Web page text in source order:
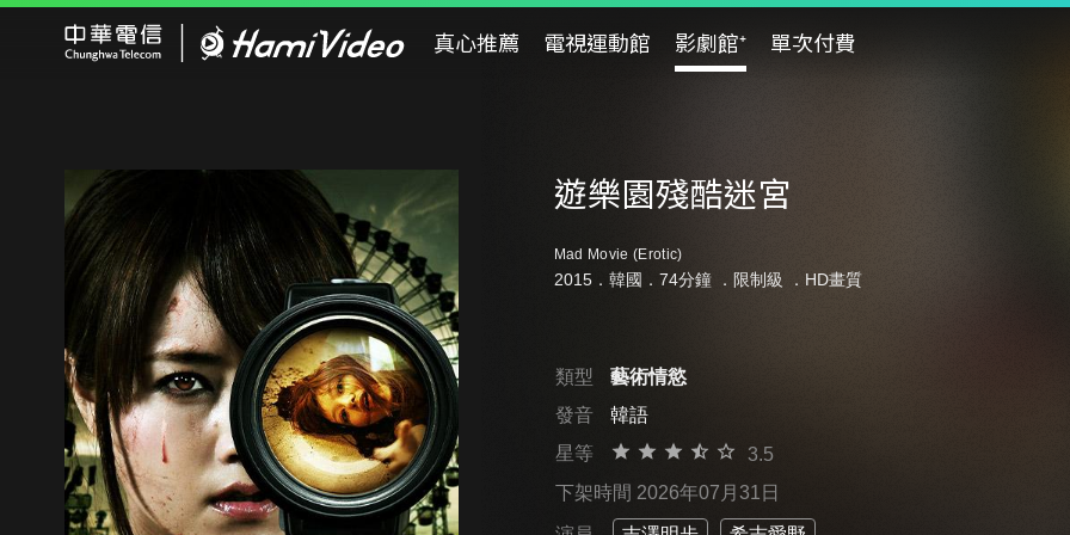
真心推薦 電視運動館 影劇館⁺ 單次付費
遊樂園殘酷迷宮
Mad Movie (Erotic)
2015．韓國．74分鐘 ． 限制級 ．HD畫質
類型
藝術情慾
發音
韓語
星等
3.5
下架時間 2026年07月31日